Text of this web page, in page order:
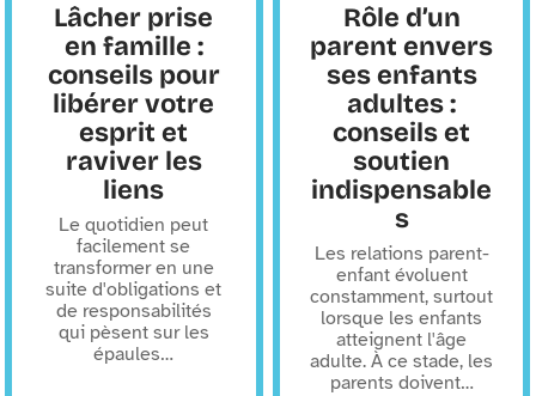
Lâcher prise
en famille :
conseils pour
libérer votre
esprit et
raviver les
liens
Le quotidien peut
facilement se
transformer en une
suite d'obligations et
de responsabilités
qui pèsent sur les
épaules…
Rôle d’un
parent envers
ses enfants
adultes :
conseils et
soutien
indispensable
s
Les relations parent-
enfant évoluent
constamment, surtout
lorsque les enfants
atteignent l'âge
adulte. À ce stade, les
parents doivent…